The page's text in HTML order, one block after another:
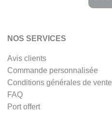
NOS SERVICES
Avis clients
Commande personnalisée
Conditions générales de vente
FAQ
Port offert